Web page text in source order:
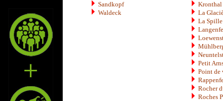
Sandkopf
Waldeck
Kronthal
La
La Spille
Petit
Point de
Rocher
Roches